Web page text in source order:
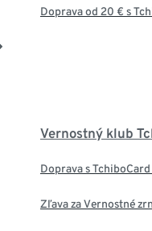
Doprava od 20 € s
Vernostný klub
Doprava s
Zľava za Vernostné